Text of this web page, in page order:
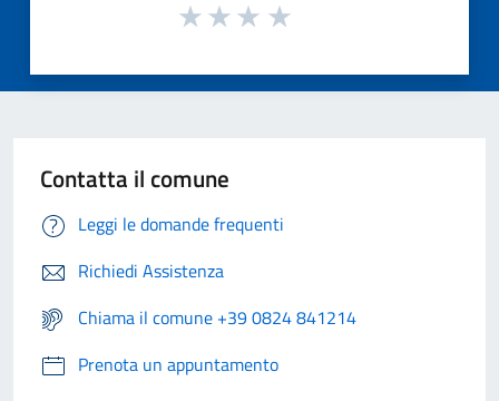
Contatta il comune
Leggi le domande frequenti
Richiedi Assistenza
Chiama il comune +39 0824 841214
Prenota un appuntamento